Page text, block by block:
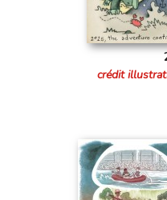
crédit